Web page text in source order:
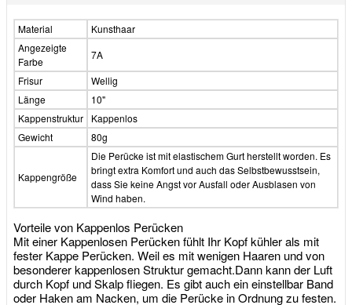
Material
Kunsthaar
Angezeigte
Farbe
7A
Frisur
Wellig
Länge
10"
Kappenstruktur
Kappenlos
Gewicht
80g
Kappengröße
Die Perücke ist mit elastischem Gurt herstellt worden. Es
bringt extra Komfort und auch das Selbstbewusstsein,
dass Sie keine Angst vor Ausfall oder Ausblasen von
Wind haben.
Vorteile von Kappenlos Perücken
Mit einer Kappenlosen Perücken fühlt Ihr Kopf kühler als mit
fester Kappe Perücken. Weil es mit wenigen Haaren und von
besonderer kappenlosen Struktur gemacht.Dann kann der Luft
durch Kopf und Skalp fliegen. Es gibt auch ein einstellbar Band
oder Haken am Nacken, um die Perücke in Ordnung zu festen.